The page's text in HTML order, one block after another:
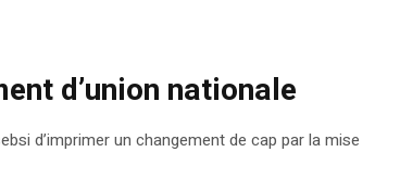
d’union nationale
d’imprimer un changement de cap par la mise